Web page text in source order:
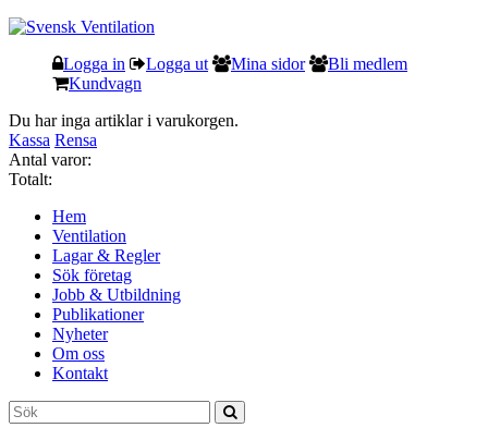
Logga in Logga ut Mina sidor
Bli medlem
Kundvagn
Du har inga artiklar i varukorgen.
Kassa Rensa
Antal varor:
Totalt:
Hem
Ventilation
Lagar & Regler
Sök företag
Jobb & Utbildning
Publikationer
Nyheter
Om oss
Kontakt